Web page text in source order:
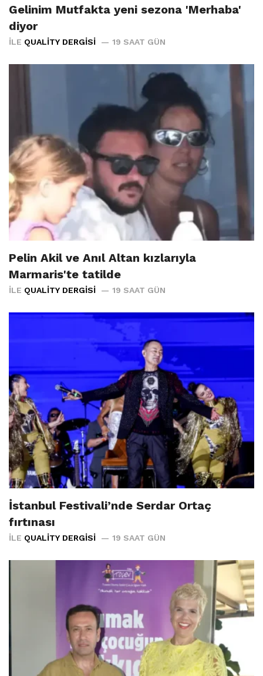
Gelinim Mutfakta yeni sezona 'Merhaba'
diyor
İLE QUALITY DERGISI 19 SAAT GÜN
Pelin Akil ve Anıl Altan kızlarıyla
Marmaris'te tatilde
İLE QUALITY DERGISI 19 SAAT GÜN
İstanbul Festivali’nde Serdar Ortaç
fırtınası
İLE QUALITY DERGISI 19 SAAT GÜN